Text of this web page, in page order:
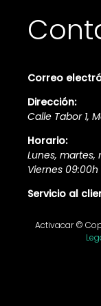
Correo
Dirección:
Calle Tabor 1,
Horario:
Lunes, martes,
Viernes 09:00h
Servicio al
Activacar ©